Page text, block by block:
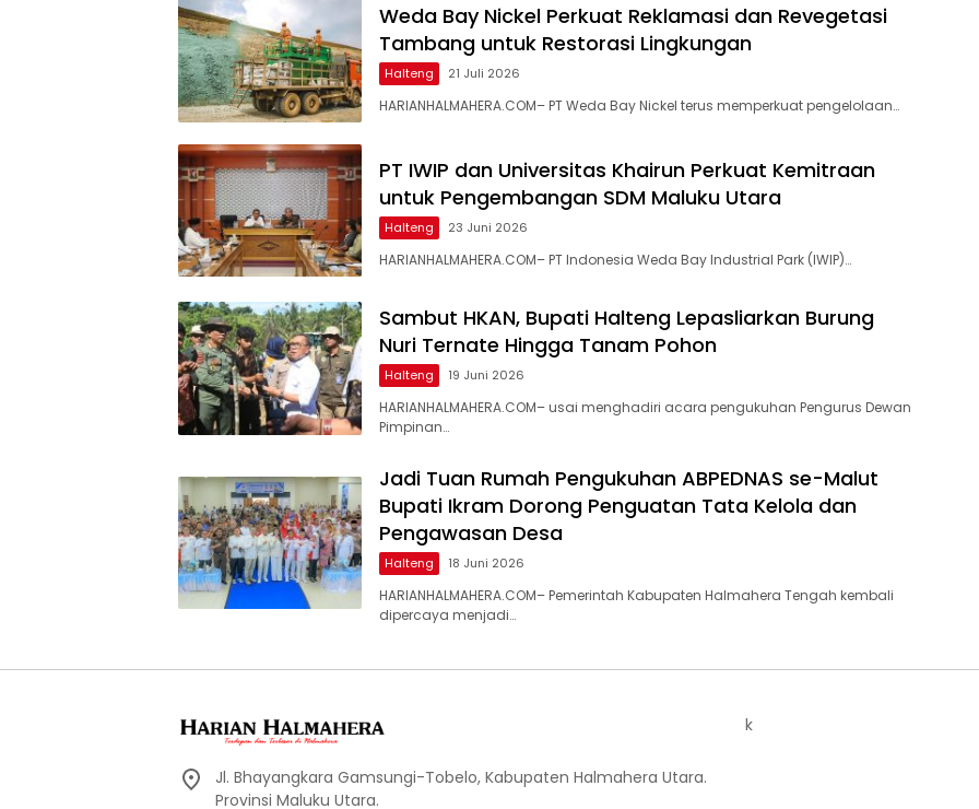
Weda Bay Nickel Perkuat Reklamasi dan Revegetasi
Tambang untuk Restorasi Lingkungan
Halteng 21 Juli 2026
HARIANHALMAHERA.COM– PT Weda Bay Nickel terus memperkuat pengelolaan…
PT IWIP dan Universitas Khairun Perkuat Kemitraan
untuk Pengembangan SDM Maluku Utara
Halteng 23 Juni 2026
HARIANHALMAHERA.COM– PT Indonesia Weda Bay Industrial Park (IWIP)…
Sambut HKAN, Bupati Halteng Lepasliarkan Burung
Nuri Ternate Hingga Tanam Pohon
Halteng 19 Juni 2026
HARIANHALMAHERA.COM– usai menghadiri acara pengukuhan Pengurus Dewan
Pimpinan…
Jadi Tuan Rumah Pengukuhan ABPEDNAS se-Malut
Bupati Ikram Dorong Penguatan Tata Kelola dan
Pengawasan Desa
Halteng 18 Juni 2026
HARIANHALMAHERA.COM– Pemerintah Kabupaten Halmahera Tengah kembali
dipercaya menjadi…
Jl. Bhayangkara Gamsungi-Tobelo, Kabupaten Halmahera Utara.
Provinsi Maluku Utara.
k